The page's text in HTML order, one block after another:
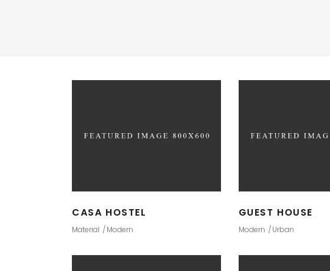
CASA HOSTEL
Material Modern
GUEST HOUSE
Modern Urban